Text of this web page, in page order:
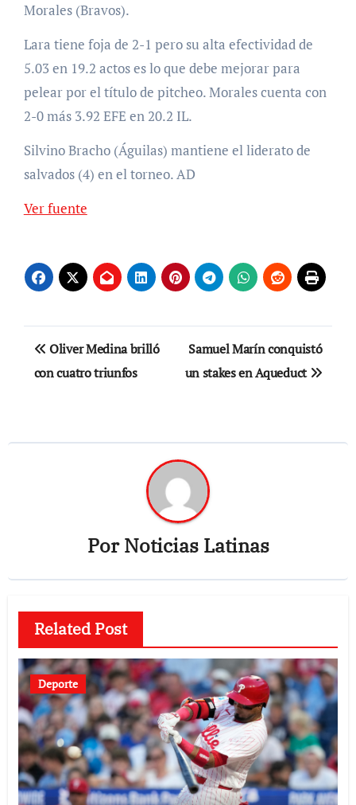
Morales (Bravos).
Lara tiene foja de 2-1 pero su alta efectividad de
5.03 en 19.2 actos es lo que debe mejorar para
pelear por el título de pitcheo. Morales cuenta con
2-0 más 3.92 EFE en 20.2 IL.
Silvino Bracho (Águilas) mantiene el liderato de
salvados (4) en el torneo. AD
Ver fuente
Navegación
de
Oliver Medina brilló
con cuatro triunfos
Samuel Marín conquistó
un stakes en Aqueduct
PorNoticias Latinas
Related Post
Deporte